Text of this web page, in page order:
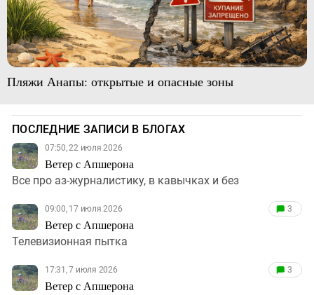
Пляжи Анапы: открытые и опасные зоны
ПОСЛЕДНИЕ ЗАПИСИ В БЛОГАХ
07:50, 22 июля 2026
Ветер с Апшерона
Все про аз-журналистику, в кавычках и без
09:00, 17 июля 2026
Ветер с Апшерона
3
Телевизионная пытка
17:31, 7 июля 2026
Ветер с Апшерона
3